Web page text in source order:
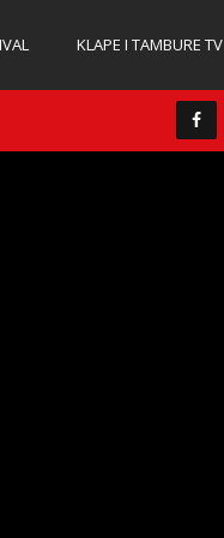
KLAPE I TAMBURE TV